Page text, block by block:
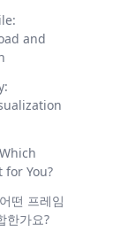
AI
3.5
3.5 기반의
도구
Gen
A
File:
보자를 위
Create
in
파이썬
for
Timer
in Python
and
for You?
떤 프레임
한가요?